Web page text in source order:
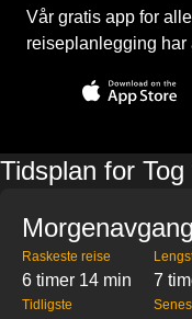
Vår gratis app for
reiseplanlegging
Tidsplan for
Raskeste reise
6 timer 14 min 7
Tidligste